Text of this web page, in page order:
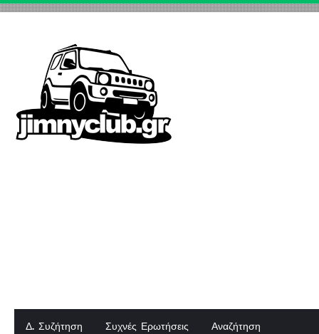
Δ. Συζήτηση Συχνές Ερωτήσεις Αναζήτηση